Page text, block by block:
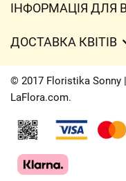
ІНФОРМАЦІЯ ДЛЯ
Захист персональних
Час доставки квітів
ДОСТАВКА КВІТІВ
Вартість доставки
Куди ми доставляємо
Контакти
© 2017 Floristika Sonny
LaFlora.com.